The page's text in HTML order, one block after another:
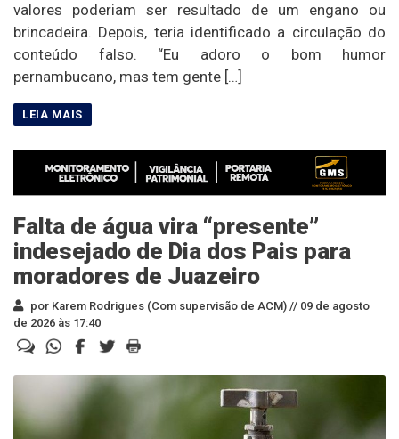
valores poderiam ser resultado de um engano ou
brincadeira. Depois, teria identificado a circulação do
conteúdo falso. “Eu adoro o bom humor
pernambucano, mas tem gente […]
Falta de água vira “presente”
indesejado de Dia dos Pais para
moradores de Juazeiro
por Karem Rodrigues (Com supervisão de ACM) // 09 de agosto
de 2026 às 17:40